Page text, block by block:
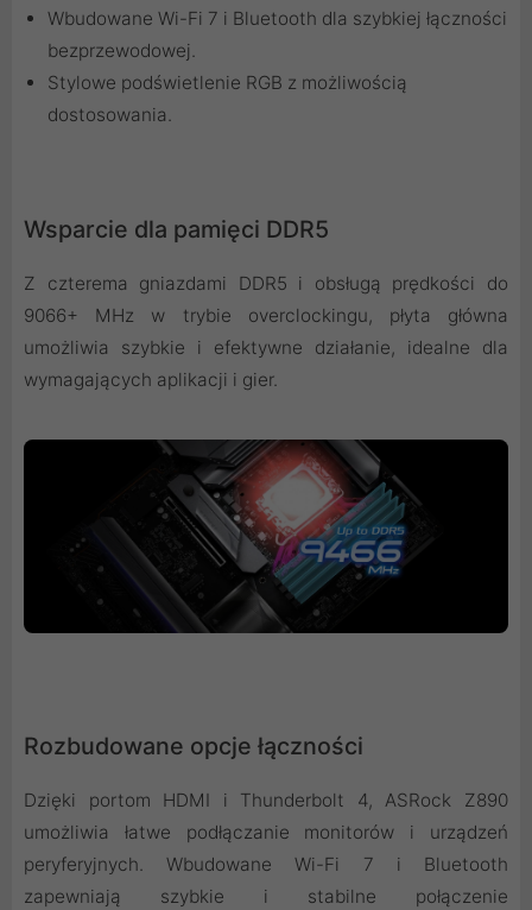
Wbudowane Wi-Fi 7 i Bluetooth dla szybkiej łączności
bezprzewodowej.
Stylowe podświetlenie RGB z możliwością
dostosowania.
Wsparcie dla pamięci DDR5
Z czterema gniazdami DDR5 i obsługą prędkości do
9066+ MHz w trybie overclockingu, płyta główna
umożliwia szybkie i efektywne działanie, idealne dla
wymagających aplikacji i gier.
Rozbudowane opcje łączności
Dzięki portom HDMI i Thunderbolt 4, ASRock Z890
umożliwia łatwe podłączanie monitorów i urządzeń
peryferyjnych. Wbudowane Wi-Fi 7 i Bluetooth
zapewniają szybkie i stabilne połączenie